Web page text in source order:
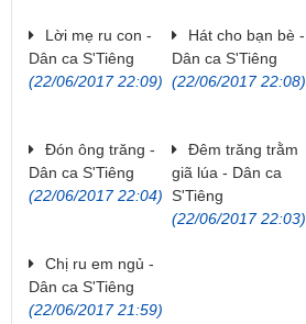
Lời mẹ ru con -
Dân ca S'Tiêng
(22/06/2017 22:09)
Hát cho bạn bè -
Dân ca S'Tiêng
(22/06/2017 22:08)
Đón ông trăng -
Dân ca S'Tiêng
(22/06/2017 22:04)
Đêm trăng trằm
giã lúa - Dân ca
S'Tiêng
(22/06/2017 22:03)
Chị ru em ngủ -
Dân ca S'Tiêng
(22/06/2017 21:59)